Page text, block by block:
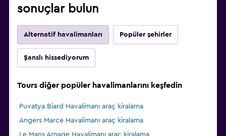
sonuçlar bulun
Alternatif havalimanları Popüler şehirler
Şanslı hissediyorum
Tours diğer popüler havalimanlarını keşfedin
Puvatya Biard Havalimanı araç kiralama
Angers Marce Havalimanı araç kiralama